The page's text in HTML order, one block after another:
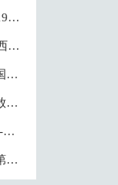
年
民
际
生
全
一